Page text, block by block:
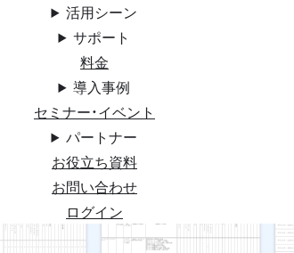
活用シーン
サポート
料金
導入事例
セミナー・イベント
パートナー
お役立ち資料
お問い合わせ
ログイン